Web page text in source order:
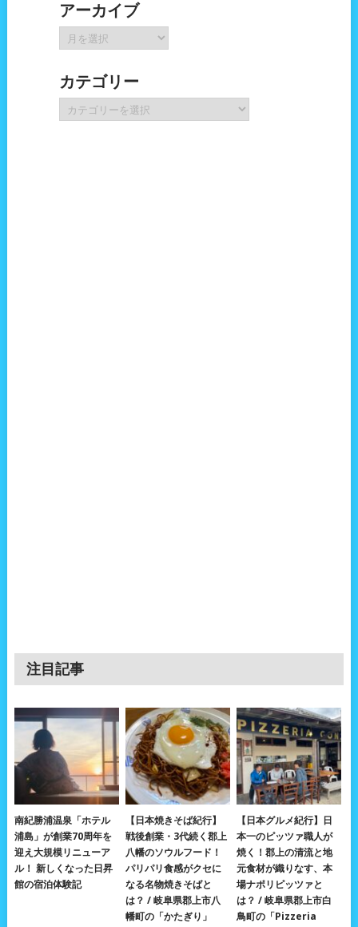
アーカイブ
ー
イ
ブ
カテゴリー
テ
注目記事
南紀勝浦温泉「ホテル
浦島」が創業70周年を
迎え大規模リニューア
ル！ 新しくなった日昇
館の宿泊体験記
【日本焼きそば紀行】
戦後創業・3代続く郡上
八幡のソウルフード！
パリパリ食感がクセに
なる名物焼きそばと
は？ / 岐阜県郡上市八
幡町の「かたぎり」
【日本グルメ紀行】日
本一のピッツァ職人が
焼く！郡上の清流と地
元食材が織りなす、本
場ナポリピッツァと
は？ / 岐阜県郡上市白
鳥町の「Pizzeria